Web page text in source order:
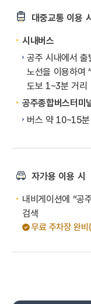
대중교통 이용 시
시내버스
공주 시내에서
노선을 이용하여
도보 1~3분 거리
공주종합버스터미
버스 약 10~15
자가용 이용 시
내비게이션에 “공
검색
무료 주차장 완